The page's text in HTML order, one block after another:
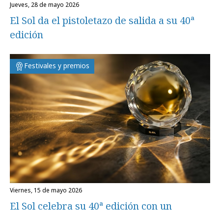
jueves, 28 de mayo 2026
El Sol da el pistoletazo de salida a su 40ª
edición
Festivales y premios
viernes, 15 de mayo 2026
El Sol celebra su 40ª edición con un